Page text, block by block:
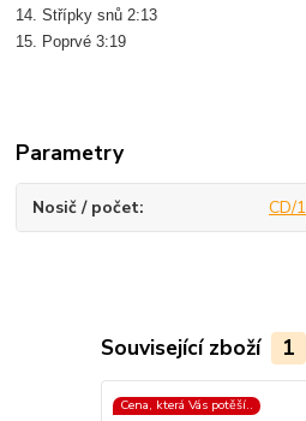
14. Střípky snů 2:13
15. Poprvé 3:19
Parametry
Nosič / počet CD/1
Související zboží 1
Cena, která Vás potěší..